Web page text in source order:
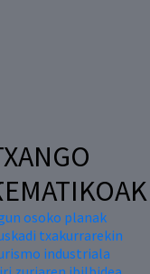
osoko planak
txakurrarekin
industriala